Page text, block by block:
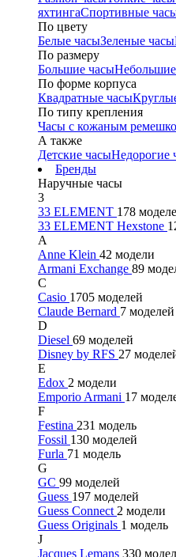
яхтингаСпортивные
По цвету
Белые часыЗеленые часы
По размеру
Большие часы
По форме корпуса
Квадратные часы
По типу крепления
Часы с кожаным
А также
Детские часыНедорогие
Бренды
Наручные часы
3
33 ELEMENT 178
33 ELEMENT Hexstone
A
Anne Klein 42 модели
Armani Exchange 89
C
Casio 1705 моделей
Claude Bernard 7 моделей
D
Diesel 69 моделей
Disney by RFS 27
E
Edox 2 модели
Emporio Armani 17
F
Festina 231 модель
Fossil 130 моделей
Furla 71 модель
G
GC 99 моделей
Guess 197 моделей
Guess Connect 2 модели
Guess Originals 1 модель
J
Jacques Lemans 330